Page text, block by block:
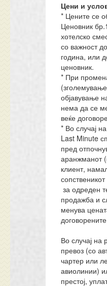
Цени и
* Цените се
Ценовник
хотелско
со важност
година, или
ценовник.
* При
објавување
нема да се
веќе
* Во случај
Last Minute
пред
аранжманот
клиент,
сопственикот
за одреден
продажба и
менува
Во случај на
превоз (со
чартер или
авиолинии)
престој,